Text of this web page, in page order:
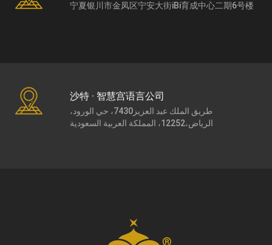
宁夏银川市金凤区宁安大街iBi育成中心二期6号楼
沙特 · 智慧宫语言公司
طريق الملك عبد العزيز7430، حي الورود،
الرياض،12252، المملكة العربية السعودية